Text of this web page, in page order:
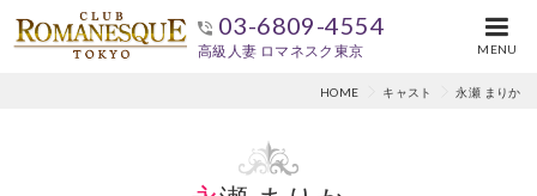
03-6809-4554
高級人妻 ロマネスク東京 MENU
HOME キャスト 永瀬 まりか